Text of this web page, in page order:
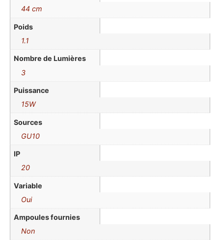
44 cm
Poids
1.1
Nombre de Lumières
3
Puissance
15W
Sources
GU10
IP
20
Variable
Oui
Ampoules fournies
Non